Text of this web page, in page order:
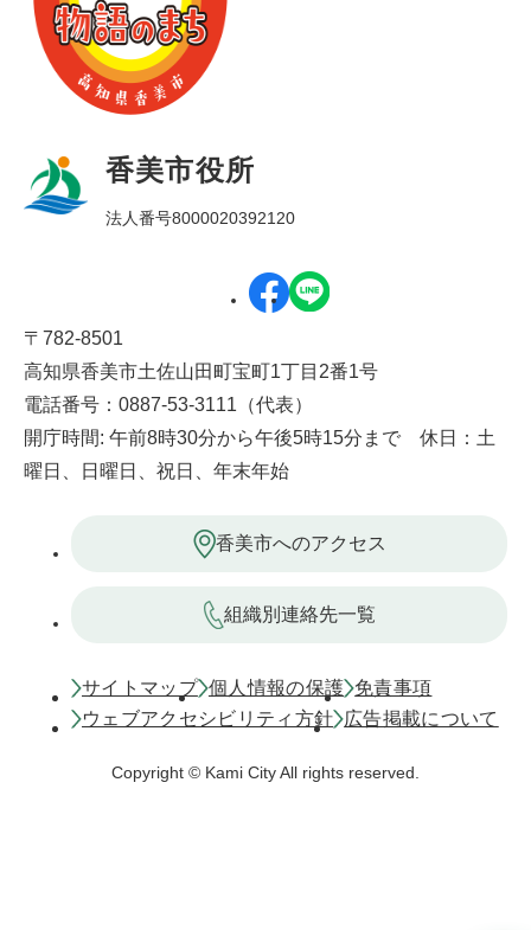
香美市役所
法人番号8000020392120
〒782-8501
高知県香美市土佐山田町宝町1丁目2番1号
電話番号：0887-53-3111（代表）
開庁時間: 午前8時30分から午後5時15分まで 休日：土
曜日、日曜日、祝日、年末年始
香美市へのアクセス
組織別連絡先一覧
サイトマップ 個人情報の保護 免責事項
ウェブアクセシビリティ方針
広告掲載について
Copyright © Kami City All rights reserved.